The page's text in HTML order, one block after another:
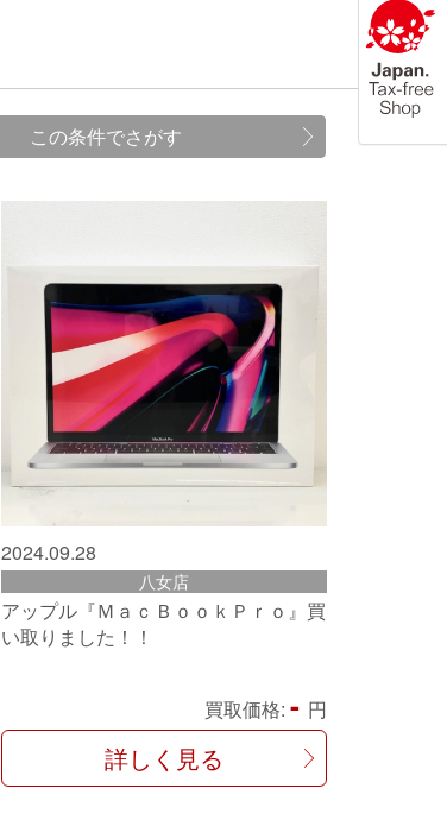
この条件でさがす
2024.09.28
八女店
アップル『ＭａｃＢｏｏｋＰｒｏ』買
い取りました！！
買取価格: - 円
詳しく見る